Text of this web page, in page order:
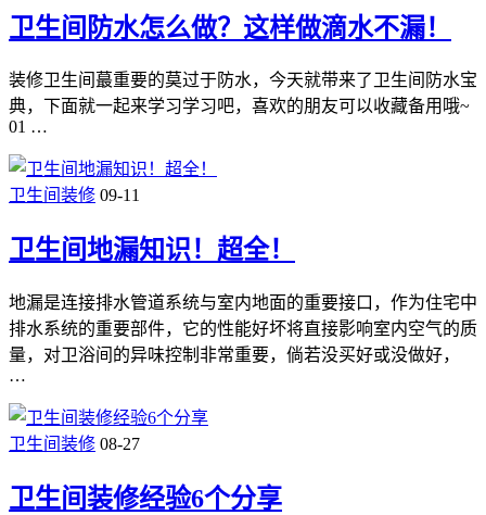
卫生间防水怎么做？这样做滴水不漏！
装修卫生间蕞重要的莫过于防水，今天就带来了卫生间防水宝
典，下面就一起来学习学习吧，喜欢的朋友可以收藏备用哦~
01 …
卫生间装修 09-11
卫生间地漏知识！超全！
地漏是连接排水管道系统与室内地面的重要接口，作为住宅中
排水系统的重要部件，它的性能好坏将直接影响室内空气的质
量，对卫浴间的异味控制非常重要，倘若没买好或没做好，
…
卫生间装修 08-27
卫生间装修经验6个分享